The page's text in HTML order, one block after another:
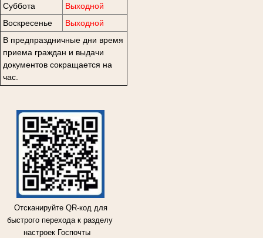
Суббота
Выходной
Воскресенье
Выходной
В предпраздничные дни время
приема граждан и выдачи
документов сокращается на
час.
Отсканируйте QR-код для
быстрого перехода к разделу
настроек Госпочты